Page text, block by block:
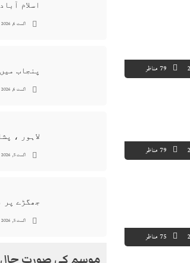
79 مناظر
79 مناظر
75 مناظر
اگست 6, 2026
اگست 6, 2026
اگست 5, 2026
اگست 5, 2026